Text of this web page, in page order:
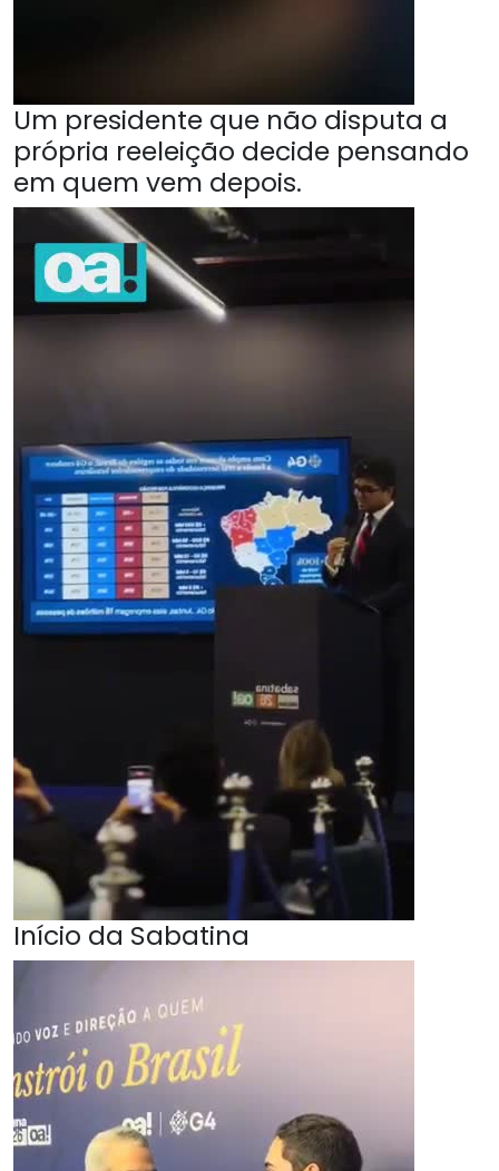
Um presidente que não disputa a
própria reeleição decide pensando
em quem vem depois.
Início da Sabatina